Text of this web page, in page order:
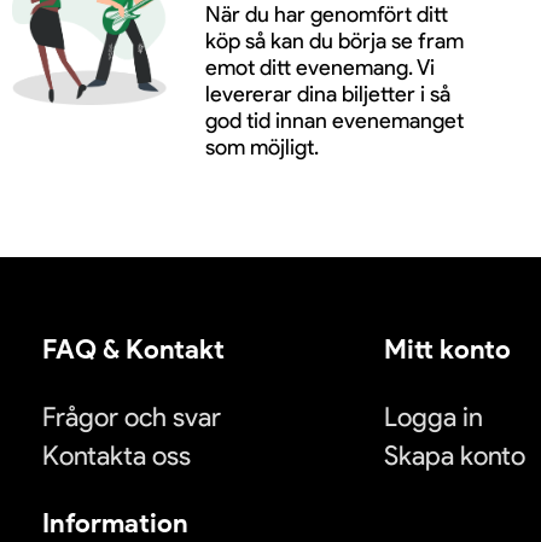
När du har genomfört ditt
köp så kan du börja se fram
emot ditt evenemang. Vi
levererar dina biljetter i så
god tid innan evenemanget
som möjligt.
FAQ & Kontakt
Frågor och svar
Kontakta oss
Mitt konto
Logga in
Skapa konto
Information